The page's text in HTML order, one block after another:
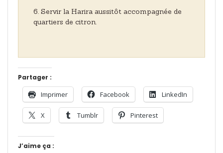
Servir la Harira aussitôt accompagnée de
quartiers de citron.
Partager :
Imprimer Facebook LinkedIn
X Tumblr Pinterest
J’aime ça :